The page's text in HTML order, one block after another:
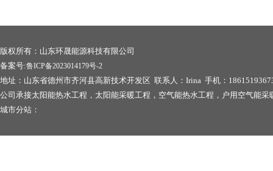
版权所有：山东环晟能源科技有限公司
备案号:鲁ICP备2023014179号-2
地址：山东省德州市齐河县高新技术开发区 联系人：Irina 手机：
公司承接太阳能热水工程，太阳能采暖工程，空气能热水工程，户用空气能
城市分站：